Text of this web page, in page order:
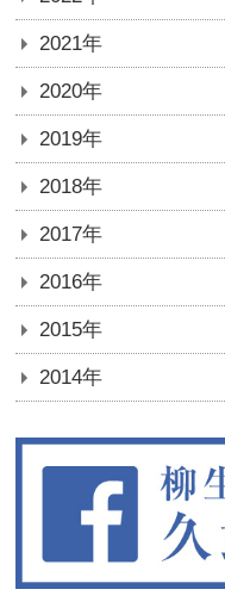
2021年
2020年
2019年
2018年
2017年
2016年
2015年
2014年